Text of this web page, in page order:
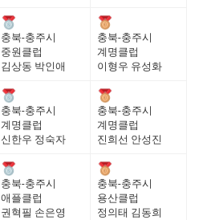
충북-충주시
중원클럽
김상동 박인애
충북-충주시
계명클럽
이형우 유성화
충북-충주시
계명클럽
신한우 정숙자
충북-충주시
계명클럽
진희선 안성진
충북-충주시
애플클럽
권혁필 손은영
충북-충주시
용산클럽
정의태 김동희